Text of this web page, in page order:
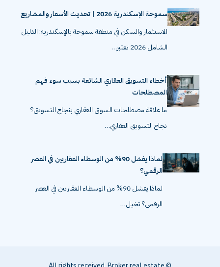
سموحة الإسكندرية 2026 | تحديث الأسعار والمشاريع
الاستثمار والسكن في منطقة سموحة بالإسكندرية: الدليل
الشامل 2026 تعتبر…
أخطاء التسويق العقاري الشائعة بسبب سوء فهم
المصطلحات
ما علاقة مصطلحات السوق العقاري بنجاح التسويق؟
نجاح التسويق العقاري…
لماذا يفشل 90% من الوسطاء العقاريين في العصر
الرقمي؟
لماذا يفشل 90% من الوسطاء العقاريين في العصر
الرقمي؟ تخيل…